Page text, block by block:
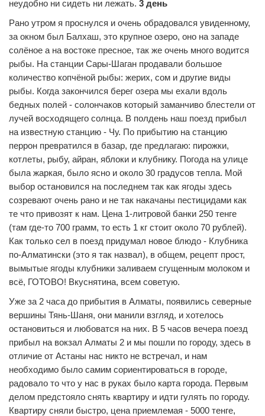
неудобно ни сидеть ни лежать. 3 день
Рано утром я проснулся и очень обрадовался увиденному,
за окном был Балхаш, это крупное озеро, оно на западе
солёное а на востоке пресное, так же очень много водится
рыбы. На станции Сары-Шаган продавали большое
количество копчёной рыбы: жерих, сом и другие виды
рыбы. Когда закончился берег озера мы ехали вдоль
бедных полей - солончаков который заманчиво блестели от
лучей восходящего солнца. В полдень наш поезд прибыл
на известную станцию - Чу. По прибытию на станцию
перрон превратился в базар, где предлагаю: пирожки,
котлеты, рыбу, айран, яблоки и клубнику. Погода на улице
была жаркая, было ясно и около 30 градусов тепла. Мой
выбор остановился на последнем так как ягоды здесь
созревают очень рано и не так накачаны пестицидами как
те что привозят к нам. Цена 1-литровой банки 250 тенге
(там где-то 700 грамм, то есть 1 кг стоит около 70 рублей).
Как только сел в поезд придумал новое блюдо - Клубника
по-Алматински (это я так назвал), в общем, рецепт прост,
вымытые ягоды клубники заливаем сгущенным молоком и
всё, ГОТОВО! Вкуснятина, всем советую.
Уже за 2 часа до прибытия в Алматы, появились северные
вершины Тянь-Шаня, они манили взгляд, и хотелось
остановиться и любоватся на них. В 5 часов вечера поезд
прибыл на вокзал Алматы 2 и мы пошли по городу, здесь в
отличие от Астаны нас никто не встречал, и нам
необходимо было самим сориентироваться в городе,
радовало то что у нас в руках было карта города. Первым
делом предстояло снять квартиру и идти гулять по городу.
Квартиру сняли быстро, цена приемлемая - 5000 тенге,